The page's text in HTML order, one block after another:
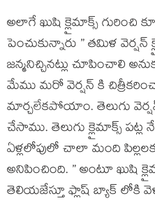
అలాగే ఖుషి క్లైమాక్స్ గురించి
పెంచుకున్నారు ” తమిళ
జన్మనిచ్చినట్లు చూపించాలి
మేము మరో వెర్షన్ కి
మార్చలేకపోయాం. తెలుగు
చేసాము. తెలుగు క్లైమాక్స్
ఏళ్లలోపులో చాలా మంది
అనిపించింది. ” అంటూ ఖుషి
తెలియజేస్తూ ఫ్లాష్ బ్యాక్ లోకి